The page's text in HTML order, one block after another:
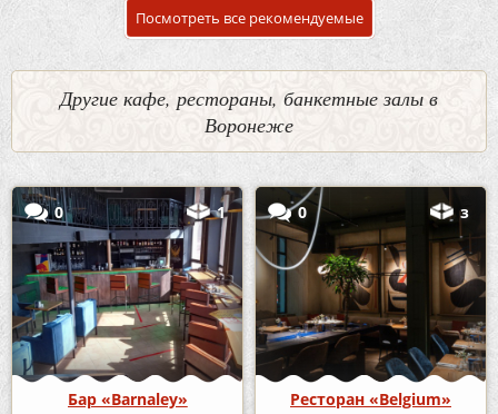
Посмотреть все рекомендуемые
Другие кафе, рестораны, банкетные залы в
Воронеже
0 1
Бар «Barnaley»
0 з
Ресторан «Belgium»